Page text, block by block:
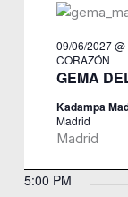
GEMA
09/06/2027
CORAZÓN
Kadampa
Madrid
Madrid
5:00 PM